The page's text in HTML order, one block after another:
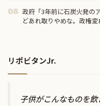
08 政府「3年前に石炭火発の
どあれ取りやめな。政権
リポビタンJr.
子供がこんなものを